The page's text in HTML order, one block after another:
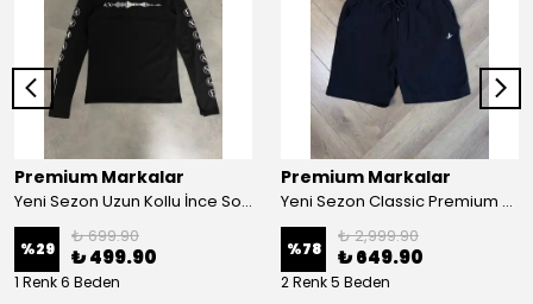
Premium Markalar
Yeni Sezon Uzun Kollu İnce Sound Rhythm Logo T-shirt
%29
₺ 699.90
₺ 499.90
1 Renk 6 Beden
Premium Markalar
Yeni Sezon Classic Premium Mini Logo Regular Casual Müslin Şort
%78
₺ 2,999.90
₺ 649.90
2 Renk 5 Beden